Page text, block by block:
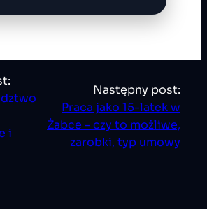
i
Następny post:
Praca jako 15-latek w
Żabce – czy to możliwe,
zarobki, typ umowy